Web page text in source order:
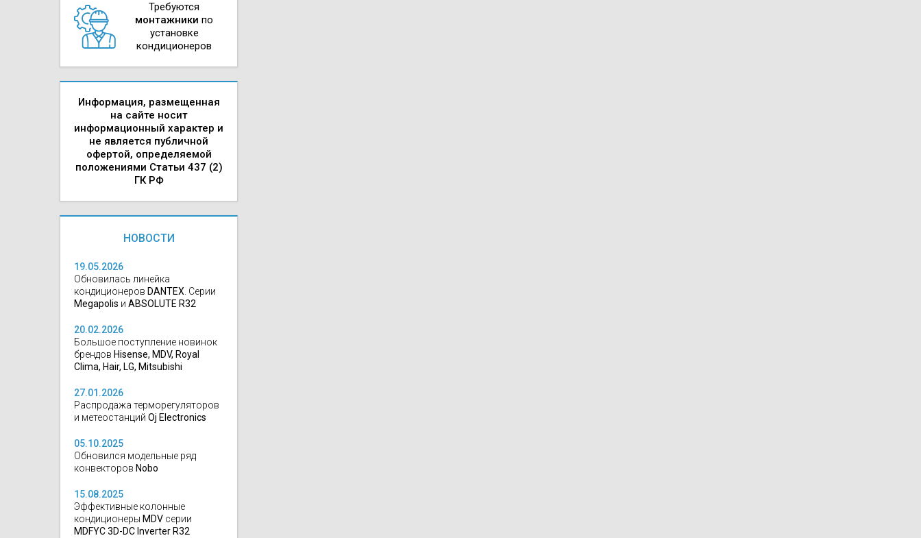
Требуются
монтажники по
установке
кондиционеров
Информация, размещенная
на сайте носит
информационный характер и
не является публичной
офертой, определяемой
положениями Статьи 437 (2)
ГК РФ
НОВОСТИ
19.05.2026
Обновилась линейка
кондиционеров DANTEX. Серии
Megapolis и ABSOLUTE R32
20.02.2026
Большое поступление новинок
брендов Hisense, MDV, Royal
Clima, Hair, LG, Mitsubishi
27.01.2026
Распродажа терморегуляторов
и метеостанций Oj Electronics
05.10.2025
Обновился модельные ряд
конвекторов Nobo
15.08.2025
Эффективные колонные
кондиционеры MDV серии
MDFYC 3D-DC Inverter R32